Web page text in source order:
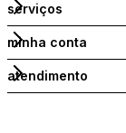
serviços
minha conta
atendimento